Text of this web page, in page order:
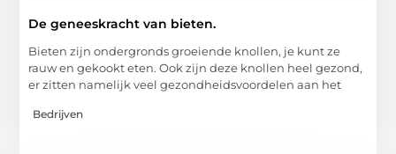
De geneeskracht van bieten.
Bieten zijn ondergronds groeiende knollen, je kunt ze
rauw en gekookt eten. Ook zijn deze knollen heel gezond,
er zitten namelijk veel gezondheidsvoordelen aan het
Bedrijven